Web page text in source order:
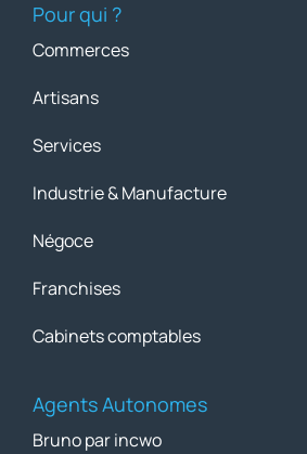
Pour qui ?
Commerces
Artisans
Services
Industrie & Manufacture
Négoce
Franchises
Cabinets comptables
Agents Autonomes
Bruno par incwo